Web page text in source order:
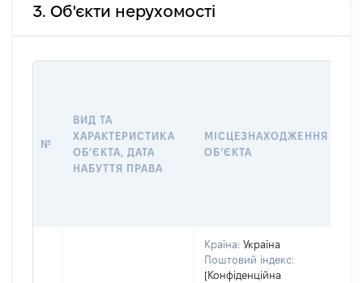
3. Об'єкти нерухомості
№
ВИД ТА
ХАРАКТЕРИСТИКА
ОБʼЄКТА, ДАТА
НАБУТТЯ ПРАВА
МІСЦЕЗНАХОДЖЕННЯ
ОБʼЄКТА
Країна: Україна
Поштовий індекс:
[Конфіденційна